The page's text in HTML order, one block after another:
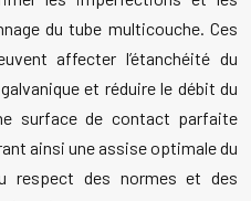
du tube multicouche. Ces
affecter l’étanchéité du
et réduire le débit du
surface de contact parfaite
ainsi une assise optimale du
respect des normes et des